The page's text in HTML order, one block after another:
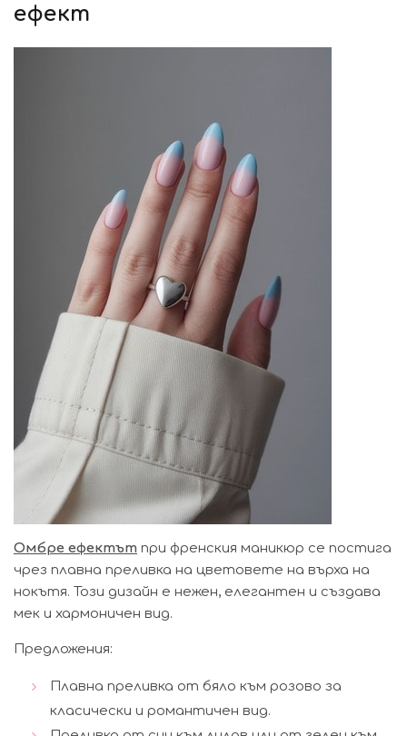
ефект
Омбре ефектът при френския маникюр се постига
чрез плавна преливка на цветовете на върха на
нокътя. Този дизайн е нежен, елегантен и създава
мек и хармоничен вид.
Предложения:
Плавна преливка от бяло към розово за
класически и романтичен вид.